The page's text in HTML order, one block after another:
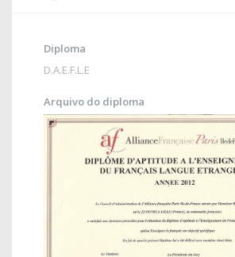
Diploma
D.A.E.F.L.E
Arquivo do diploma